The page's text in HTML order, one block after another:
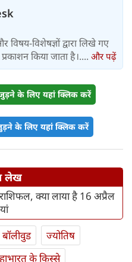
विशेषज्ञों द्वारा लिखे गए
किया जाता है।.... और पढ़ें
के लिए यहां क्लिक करें
के लिए यहां क्लिक करें
लेख
क्या लाया है 16 अप्रैल
बॉलीवुड
ज्योतिष
के किस्से